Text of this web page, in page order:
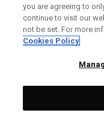
you are agreeing to
continue to visit our
not be set. For more
Cookies Policy